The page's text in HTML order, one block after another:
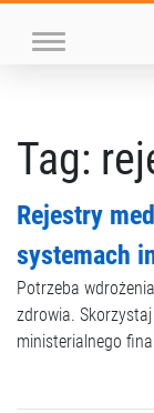
Tag:
Rejestry
systemach
Potrzeba
zdrowia.
ministerialnego